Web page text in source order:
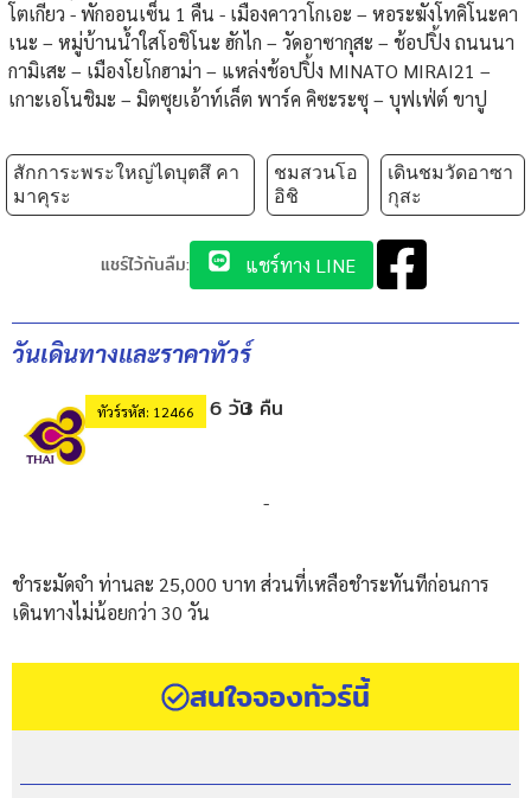
โตเกียว - พักออนเซ็น 1 คืน - เมืองคาวาโกเอะ – หอระฆังโทคิโนะคา
เนะ – หมู่บ้านน้ำใสโอชิโนะ ฮักไก – วัดอาซากุสะ – ช้อปปิ้ง ถนนนา
กามิเสะ – เมืองโยโกฮาม่า – แหล่งช้อปปิ้ง MINATO MIRAI21 –
เกาะเอโนชิมะ – มิตซุยเอ้าท์เล็ต พาร์ค คิซะระซุ – บุฟเฟ่ต์ ขาปู
สักการะพระใหญ่ไดบุตสึ คา
มาคุระ
ชมสวนโอ
อิชิ
เดินชมวัดอาซา
กุสะ
แชร์ไว้กันลืม: แชร์ทาง LINE
วันเดินทางและราคาทัวร์
ทัวร์รหัส: 12466 6 วัน3 คืน
-
ชำระมัดจำ ท่านละ 25,000 บาท ส่วนที่เหลือชำระทันทีก่อนการ
เดินทางไม่น้อยกว่า 30 วัน
สนใจจองทัวร์นี้